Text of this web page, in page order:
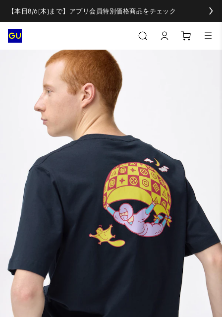
【本日8/6(木)まで】アプリ会員特別価格商品をチェック